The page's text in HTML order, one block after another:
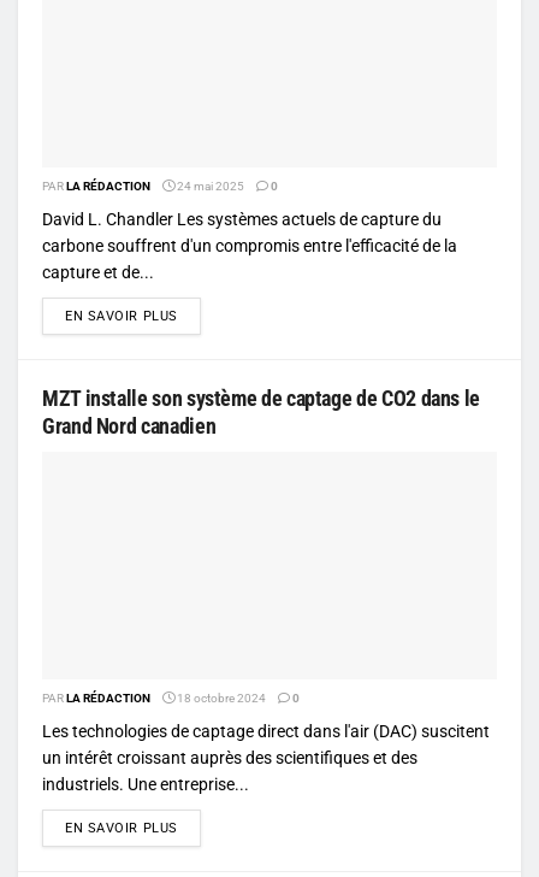
PARLA RÉDACTION 24 mai 2025 0
David L. Chandler Les systèmes actuels de capture du
carbone souffrent d'un compromis entre l'efficacité de la
capture et de...
EN SAVOIR PLUS
MZT installe son système de captage de CO2 dans le
Grand Nord canadien
PARLA RÉDACTION 18 octobre 2024 0
Les technologies de captage direct dans l'air (DAC) suscitent
un intérêt croissant auprès des scientifiques et des
industriels. Une entreprise...
EN SAVOIR PLUS